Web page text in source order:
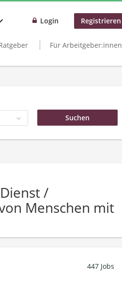
Login Registrieren
Für Arbeitgeber:innen
/
Menschen mit
447 Jobs